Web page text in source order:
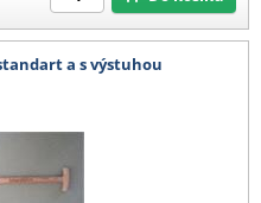
a s výstuhou